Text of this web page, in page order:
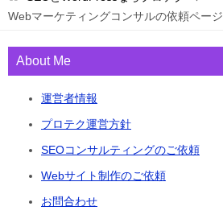
Webマーケティングコンサルの依頼ページ
About Me
運営者情報
プロテク運営方針
SEOコンサルティングのご依頼
Webサイト制作のご依頼
お問合わせ